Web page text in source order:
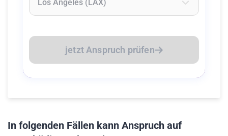
jetzt Anspruch prüfen
In folgenden Fällen kann Anspruch auf